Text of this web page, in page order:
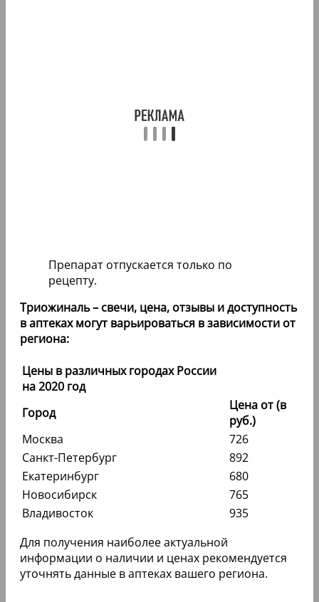
Препарат отпускается только по
рецепту.
Триожиналь – свечи, цена, отзывы и доступность
в аптеках могут варьироваться в зависимости от
региона:
Цены в различных городах России
на 2020 год
Город
Цена от (в
руб.)
Москва
726
Санкт-Петербург
892
Екатеринбург
680
Новосибирск
765
Владивосток
935
Для получения наиболее актуальной
информации о наличии и ценах рекомендуется
уточнять данные в аптеках вашего региона.